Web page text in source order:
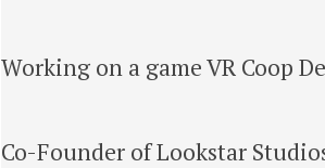
Working on a game VR Coop
Co-Founder of Lookstar